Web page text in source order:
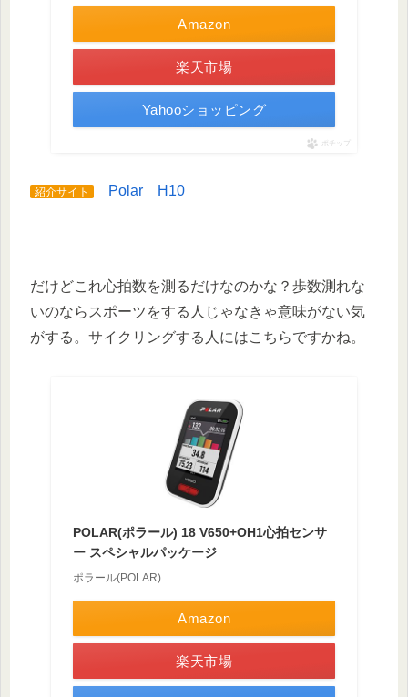
Amazon
楽天市場
Yahooショッピング
ポチップ
紹介サイト Polar H10
だけどこれ心拍数を測るだけなのかな？歩数測れな
いのならスポーツをする人じゃなきゃ意味がない気
がする。サイクリングする人にはこちらですかね。
POLAR(ポラール) 18 V650+OH1心拍センサ
ー スペシャルパッケージ
ポラール(POLAR)
Amazon
楽天市場